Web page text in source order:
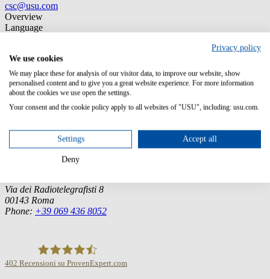
csc@usu.com
Overview
Language
Germany (Headquarter)
71696 Möglingen
Tel.:+49 7141 4867-0
Via dei Radiotelegrafisti 8
00143 Roma
Phone: +39 069 436 8052
402 Recensioni su ProvenExpert.com
Privacy policy
We use cookies
We may place these for analysis of our visitor data, to improve our website, show
personalised content and to give you a great website experience. For more information
about the cookies we use open the settings.
Your consent and the cookie policy apply to all websites of "USU", including: usu.com.
Settings Accept all
Deny